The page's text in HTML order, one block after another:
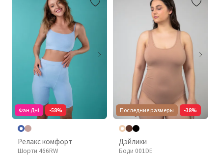
Фан Дні -58%
Релакс комфорт
Шорти 466RW
Последние размеры -38%
Дэйлики
Боди 001DE